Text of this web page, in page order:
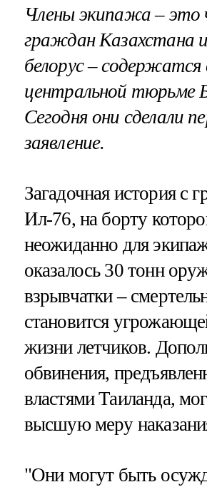
Члены экипажа – это
граждан Казахстана
белорус – содержатся
центральной тюрьме
Сегодня они сделали
заявление.
Загадочная история с
Ил-76, на борту
неожиданно для
оказалось 30 тонн
взрывчатки –
становится
жизни летчиков.
обвинения,
властями Таиланда,
высшую меру
"Они могут быть